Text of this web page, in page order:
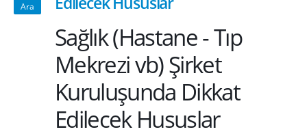
Ara
Sağlık (Hastane - Tıp
Mekrezi vb) Şirket
Kuruluşunda Dikkat
Edilecek Hususlar